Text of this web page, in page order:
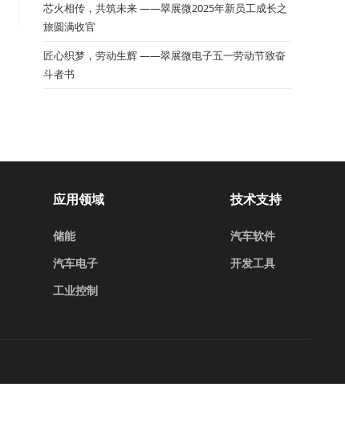
芯火相传，共筑未来 ——翠展微2025年新员工成长之
旅圆满收官
匠心织梦，劳动生辉 ——翠展微电子五一劳动节致奋
斗者书
应用领域
储能
汽车电子
工业控制
技术支持
汽车软件
开发工具